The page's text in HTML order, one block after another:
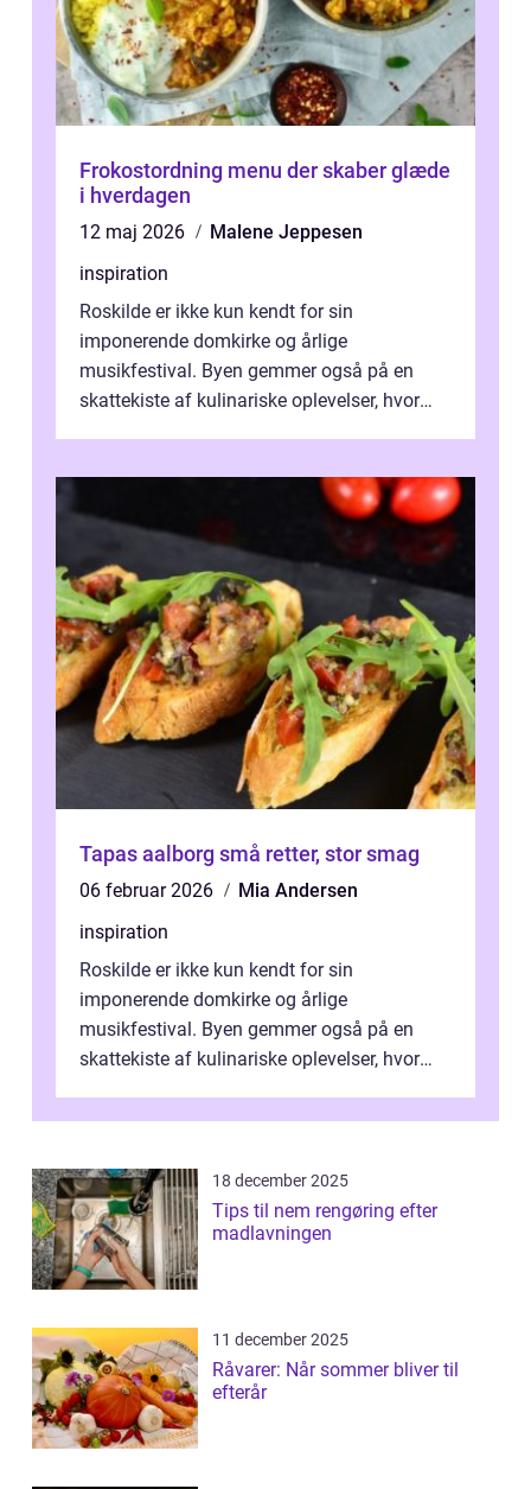
Frokostordning menu der skaber glæde
i hverdagen
12 maj 2026
Malene Jeppesen
inspiration
Roskilde er ikke kun kendt for sin
imponerende domkirke og årlige
musikfestival. Byen gemmer også på en
skattekiste af kulinariske oplevelser, hvor
Tapas aalborg små retter, stor smag
06 februar 2026
Mia Andersen
inspiration
Roskilde er ikke kun kendt for sin
imponerende domkirke og årlige
musikfestival. Byen gemmer også på en
skattekiste af kulinariske oplevelser, hvor
18 december 2025
Tips til nem rengøring efter
madlavningen
11 december 2025
Råvarer: Når sommer bliver til
efterår